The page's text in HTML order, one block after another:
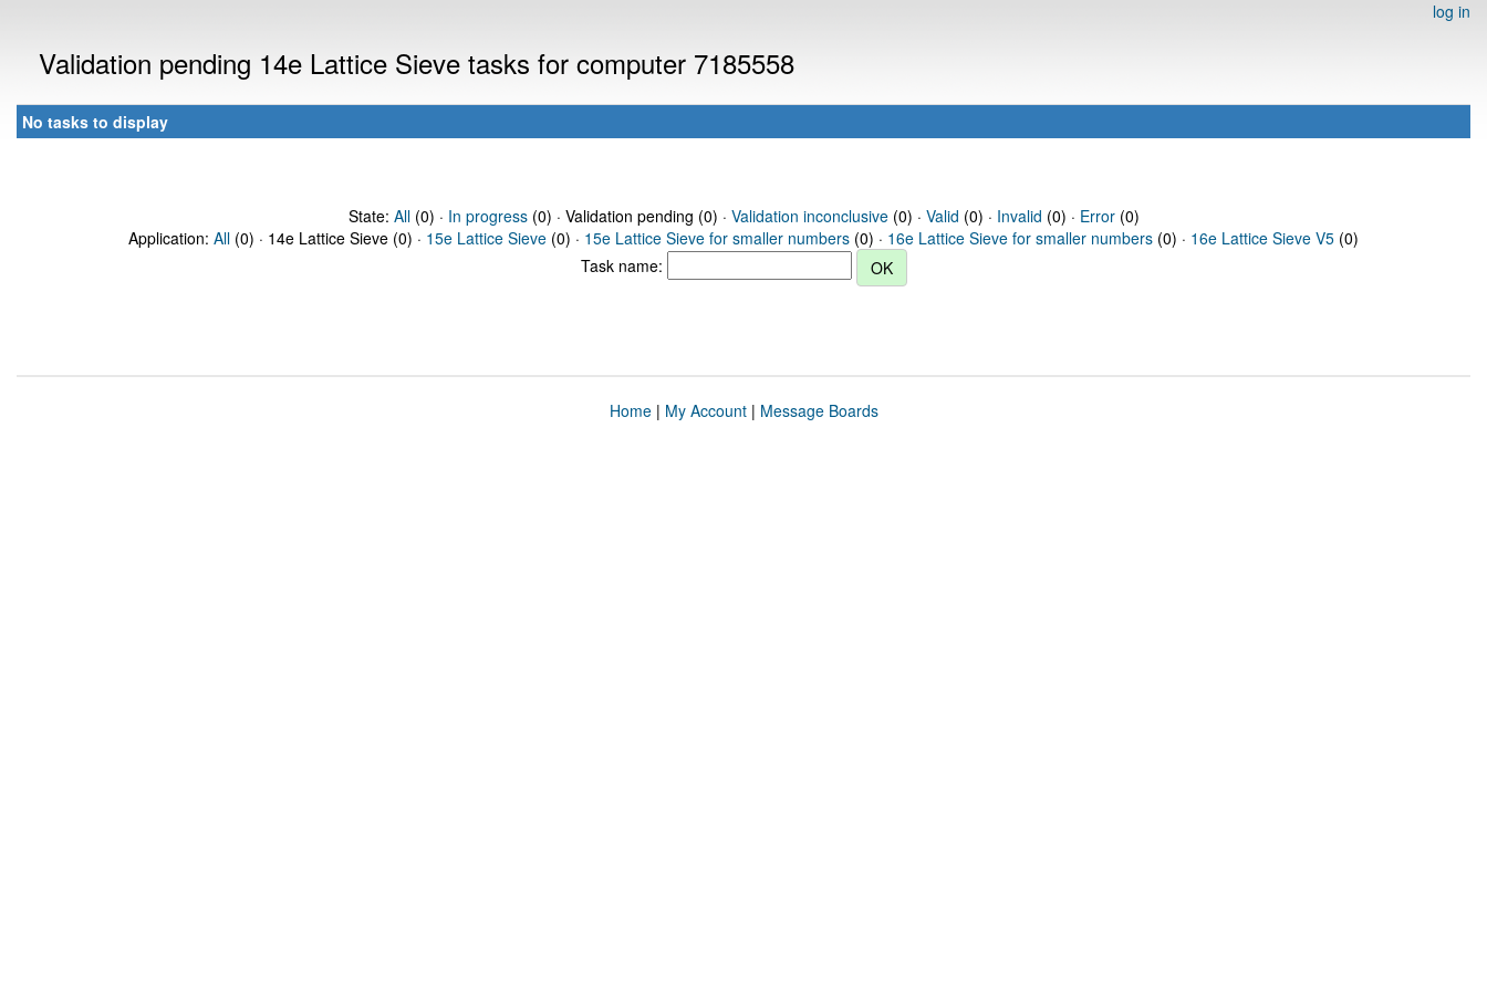
log in
Validation pending 14e Lattice Sieve tasks for computer 7185558
No tasks to display
State: All(0) · In progress(0) · Validation pending (0) · Validation inconclusive(0) · Valid (0) · Invalid (0) · Error(0)
Application: All (0) · 14e Lattice Sieve (0) · 15e Lattice Sieve (0) · 15e Lattice Sieve for smaller numbers (0) · 16e Lattice Sieve for smaller numbers (0) · 16e Lattice Sieve V5 (0)
Task name:
Home| My Account| Message Boards